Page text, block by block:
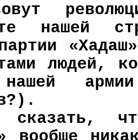
нашей
людей,
нашей
сказать,